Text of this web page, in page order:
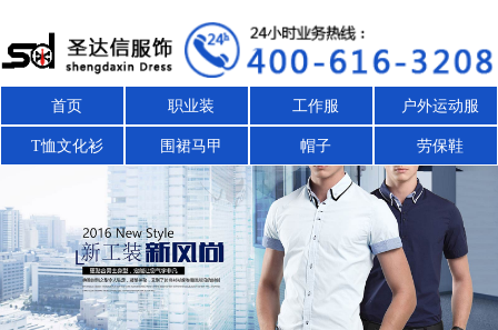
首页 职业装 工作服 户外运动服
T恤文化衫 围裙马甲 帽子 劳保鞋